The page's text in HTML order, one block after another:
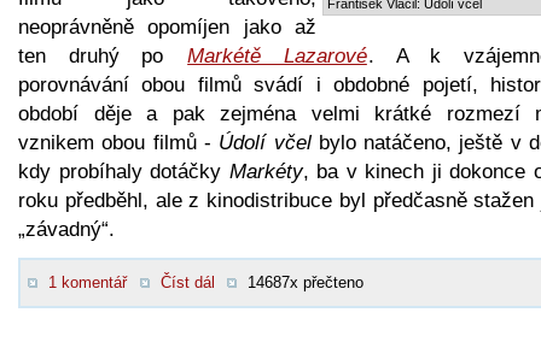
František Vláčil: Údolí včel
neoprávněně opomíjen jako až
ten druhý po Markétě Lazarové. A k
porovnávání obou filmů svádí i obdobné pojetí,
období děje a pak zejména velmi krátké rozmezí
vznikem obou filmů - Údolí včelbylo natáčeno, ještě v
kdy probíhaly dotáčky Markéty, ba v kinech ji dokonce
roku předběhl, ale z kinodistribuce byl předčasně stažen
„závadný“.
1 komentář Číst dál 14687x přečteno